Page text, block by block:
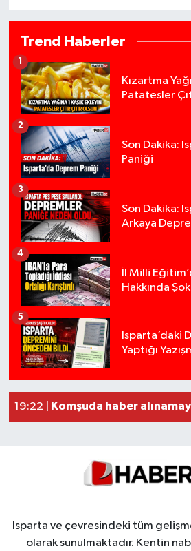
Trend Haberler
Kızartma
Patatesler
1
Son Dakika:
Paniği
2
Son Dakika:
Arkaya
3
İl Milli
Hakkında
4
Isparta’daki
Yaptığı
5
13:00 |Yığılca'da kardeşler
12:48 |Tur teknesi
02:26 |MOTOSİKLETLE
19:22 |
Komşuda haber
Isparta ve çevresindeki tüm
olarak sunulmaktadır. Kentin
SAĞLIK
Spor
Tarihi Yapılarımız
Teknoloji
Türkiye
Yerel
İletişim